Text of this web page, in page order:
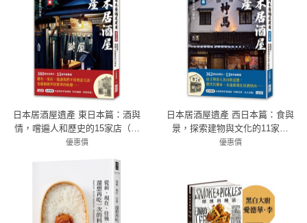
日本居酒屋遺產 東日本篇：酒與
情，嚐遍人和歷史的15家店（作
者手寫語錄扉頁「初冬鍵屋‧酌
優惠價
日本居酒屋遺產 西日本篇：食與
景，探索建物與文化的11家店
（作者手寫語錄扉頁「京都日
優惠價